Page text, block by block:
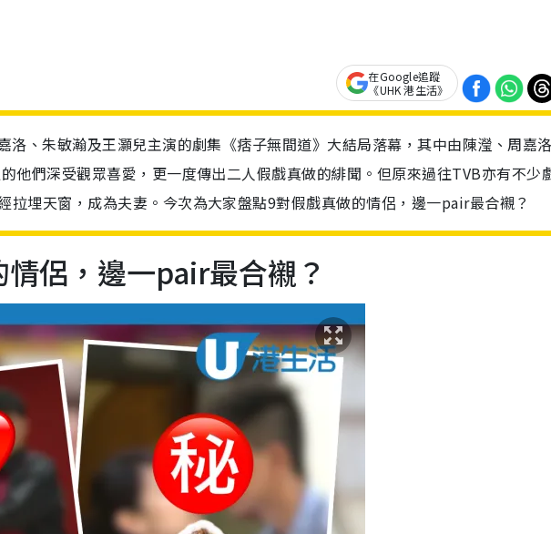
在Google追蹤
《UHK 港生活》
洛、朱敏瀚及王灝兒主演的劇集《痞子無間道》大結局落幕，其中由陳瀅、周嘉
他們深受觀眾喜愛，更一度傳出二人假戲真做的緋聞。但原來過往TVB亦有不少
拉埋天窗，成為夫妻。今次為大家盤點9對假戲真做的情侶，邊一pair最合襯？
侶，邊一pair最合襯？